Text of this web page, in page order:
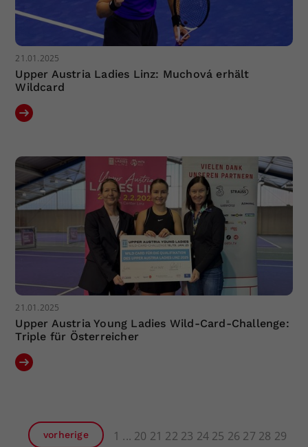
21.01.2025
Upper Austria Ladies Linz: Muchová erhält
Wildcard
21.01.2025
Upper Austria Young Ladies Wild-Card-Challenge:
Triple für Österreicher
vorherige 1 20 21 22 23 24 25 26 27 28 29